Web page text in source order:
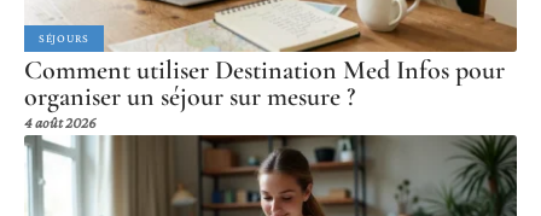
SÉJOURS
Comment utiliser Destination Med Infos pour
organiser un séjour sur mesure ?
4 août 2026